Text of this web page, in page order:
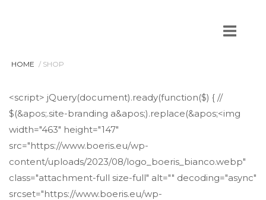
HOME / SHOP
<script> jQuery(document).ready(function($) { //
$(&apos;.site-branding a&apos;).replace(&apos;<img
width="463" height="147"
src="https://www.boeris.eu/wp-
content/uploads/2023/08/logo_boeris_bianco.webp"
class="attachment-full size-full" alt="" decoding="async"
srcset="https://www.boeris.eu/wp-